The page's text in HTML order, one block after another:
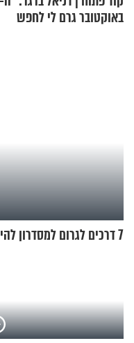
באוקטובר גרם לי לחפש
7 דרכים לגרום למסדרון להיות החלל הכי מפתיע בבית